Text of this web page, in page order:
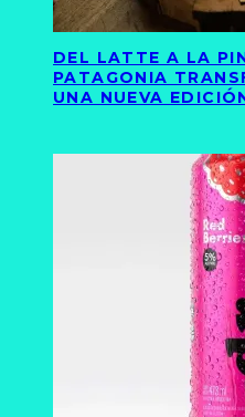
DEL LATTE A LA
PATAGONIA
UNA NUEVA